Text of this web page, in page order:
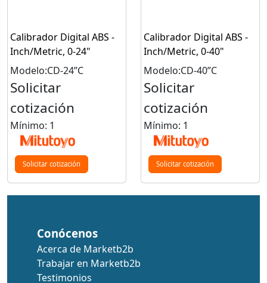
Calibrador Digital ABS -
Inch/Metric, 0-24"
Modelo:CD-24”C
Solicitar
cotización
Mínimo: 1
Solicitar cotización
Calibrador Digital ABS -
Inch/Metric, 0-40"
Modelo:CD-40”C
Solicitar
cotización
Mínimo: 1
Solicitar cotización
Conócenos
Acerca de Marketb2b
Trabajar en Marketb2b
Testimonios